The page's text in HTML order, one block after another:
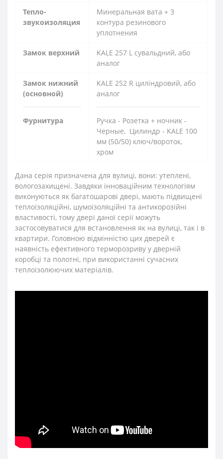
Тепло-
звукоизоляция
Минеральная вата + 3
контура резинового
уплотнения
Замок верхний
KALE 257 L сувальдний, або
аналог
Замок нижний
(основной)
Фурнитура
KALE 252 R циліндровий, або
аналог
Ручка - Розетка + ночник -
Черные, Цилиндр - KALE 100
мм (50/50) ключ/вороток,
хром
Дана серія призначена для вулиці, вони: утеплені,
вологозахищені. Завдяки інноваційним технологіям
виконуються як багатошарові двері, мають підвищені
теплоізоляційні, шумоізоляційні та антикорозійні
властивості, тому двері даної серії можуть
застосовуватися для встановлення як на вулиці, так і в
квартири. Головною відмінністю цих дверей є
наявність ефективного терморозриву у дверній
коробці та полотні, при використанні сучасних
теплоізолюючих матеріалів.